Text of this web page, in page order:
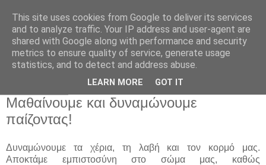
Παιδικός Σταθμός-
Νηπιαγωγείο "ΔΕΛΑΣΑΛ"
Μαθαίνουμε και δυναμώνουμε
παίζοντας!
Δυναμώνουμε τα χέρια, τη λαβή και τον κορμό μας.
Αποκτάμε εμπιστοσύνη στο σώμα μας, καθώς
This site uses cookies from Google to deliver its services
and to analyze traffic. Your IP address and user-agent are
shared with Google along with performance and security
metrics to ensure quality of service, generate usage
statistics, and to detect and address abuse.
LEARN MORE GOT IT